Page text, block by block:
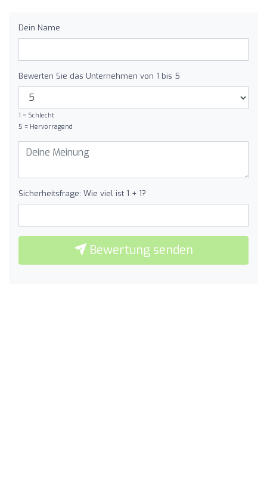
Dein Name
Bewerten Sie das Unternehmen von 1 bis 5
1 = Schlecht
5 = Hervorragend
Sicherheitsfrage: Wie viel ist 1 + 1?
Bewertung senden